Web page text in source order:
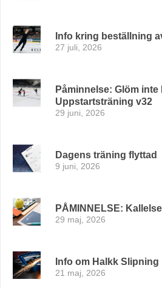
Info kring beställning
27 juli, 2026
Påminnelse: Glöm inte
Uppstartsträning v32
29 juni, 2026
Dagens träning flyttad
9 juni, 2026
PÅMINNELSE:
29 maj, 2026
Info om Halkk Slipning
21 maj, 2026